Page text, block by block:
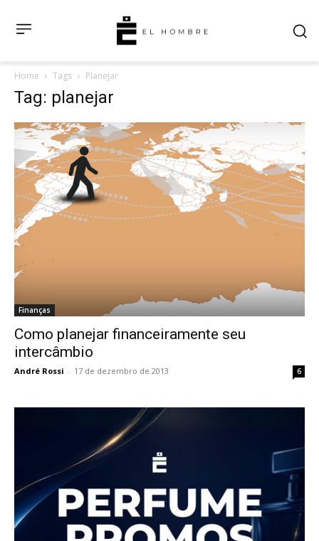
Home Tags Planejar
Tag: planejar
Finanças
Como planejar financeiramente seu
intercâmbio
André Rossi - 17 de dezembro de 2013 6